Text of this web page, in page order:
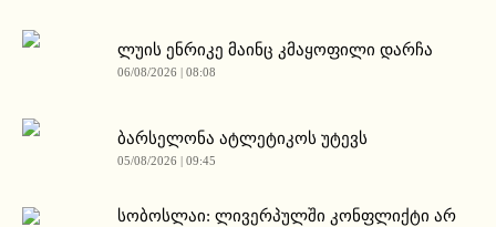
ლუის ენრიკე მაინც კმაყოფილი დარჩა
06/08/2026 | 08:08
ბარსელონა ატლეტიკოს უტევს
05/08/2026 | 09:45
სობოსლაი: ლივერპულში კონფლიქტი არ